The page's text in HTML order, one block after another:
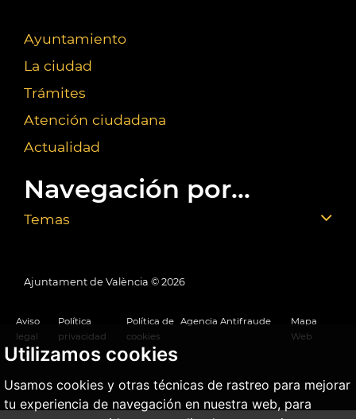
Utilizamos cookies
Usamos cookies y otras técnicas de rastreo para mejorar
tu experiencia de navegación en nuestra web, para
Ayuntamiento
La ciudad
Trámites
Atención ciudadana
Actualidad
Navegación por...
Temas
Ajuntament de València © 2026
Aviso
legal
Política
privacidad
Política de
cookies
Agencia Antifraude
Mapa
Web